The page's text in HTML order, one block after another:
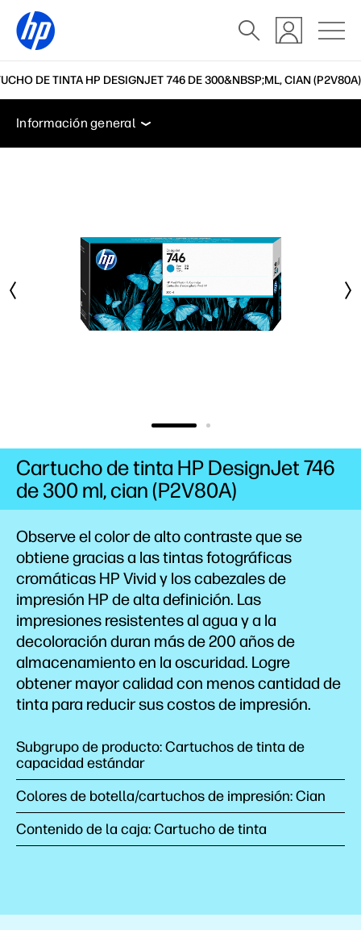
DE TINTA HP DESIGNJET 746 DE 300&NBSP;ML, CIAN (P2V80A)
Información general
Soporte
Información general
Observe el color de alto contraste que se
obtiene gracias a las tintas fotográficas
cromáticas HP Vivid y los cabezales de
impresión HP de alta definición. Las
impresiones resistentes al agua y a la
decoloración duran más de 200 años de
almacenamiento en la oscuridad. Logre
obtener mayor calidad con menos cantidad de
tinta para reducir sus costos de impresión.
Subgrupo de producto: Cartuchos de tinta de
capacidad estándar
Colores de botella/cartuchos de impresión: Cian
Contenido de la caja: Cartucho de tinta
Cartucho de tinta HP DesignJet 746
de 300 ml, cian (P2V80A)